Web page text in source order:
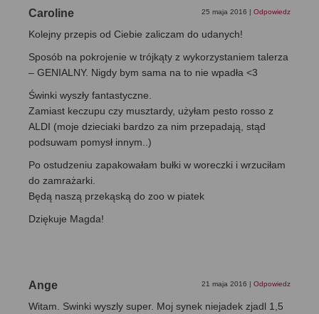
Caroline 25 maja 2016 | Odpowiedz
Kolejny przepis od Ciebie zaliczam do udanych!
Sposób na pokrojenie w trójkąty z wykorzystaniem talerza
– GENIALNY. Nigdy bym sama na to nie wpadła <3
Świnki wyszły fantastyczne.
Zamiast keczupu czy musztardy, użyłam pesto rosso z
ALDI (moje dzieciaki bardzo za nim przepadają, stąd
podsuwam pomysł innym..)
Po ostudzeniu zapakowałam bułki w woreczki i wrzuciłam
do zamrażarki.
Będą naszą przekąską do zoo w piatek
Dziękuje Magda!
Ange 21 maja 2016 | Odpowiedz
Witam. Swinki wyszly super. Moj synek niejadek zjadl 1,5